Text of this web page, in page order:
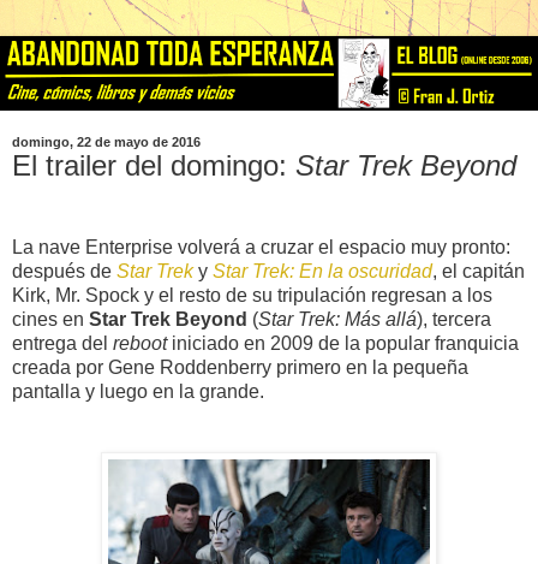
domingo, 22 de mayo de 2016
El trailer del domingo: Star Trek Beyond
La nave Enterprise volverá a cruzar el espacio muy pronto:
después de Star Treky Star Trek: En la oscuridad, el capitán
Kirk, Mr. Spock y el resto de su tripulación regresan a los
cines en Star Trek Beyond (Star Trek: Más allá), tercera
entrega del rebootiniciado en 2009 de la popular franquicia
creada por Gene Roddenberry primero en la pequeña
pantalla y luego en la grande.